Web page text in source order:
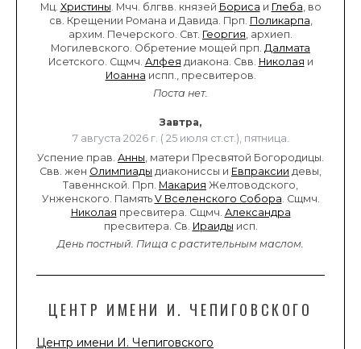
Мц. Христины. Мчч. блгвв. князей Бориса и Глеба, во
св. Крещении Романа и Давида. Прп. Поликарпа,
архим. Печерского. Свт. Георгия, архиеп.
Могилевского. Обретение мощей прп. Далмата
Исетского. Сщмч. Алфея диакона. Свв. Николая и
Иоанна испп., пресвитеров.
Поста нет.
Завтра,
7 августа 2026 г. ( 25 июля ст.ст.), пятница.
Успение прав. Анны, матери Пресвятой Богородицы.
Свв. жен Олимпиады диакониссы и Евпраксии девы,
Тавеннской. Прп. Макария Желтоводского,
Унженского. Память V Вселенского Собора. Сщмч.
Николая пресвитера. Сщмч. Александра
пресвитера. Св. Ираиды исп.
День постный. Пища с растительным маслом.
ЦЕНТР ИМЕНИ И. ЧЕПИГОВСКОГО
Центр имени И. Чепиговского